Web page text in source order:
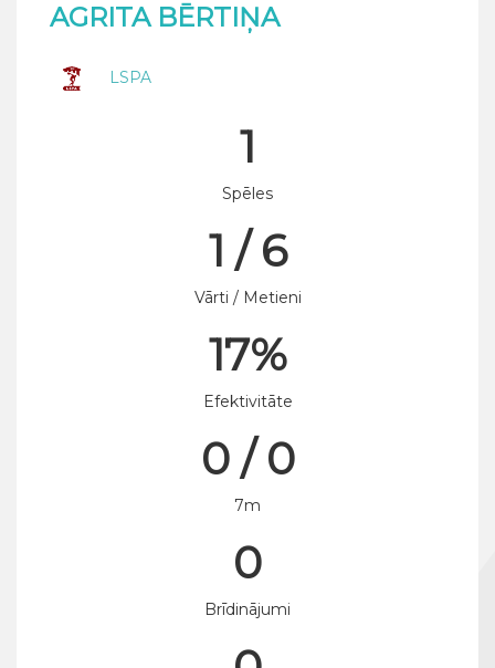
AGRITA BĒRTIŅA
LSPA
1
Spēles
1 / 6
Vārti / Metieni
17%
Efektivitāte
0 / 0
7m
0
Brīdinājumi